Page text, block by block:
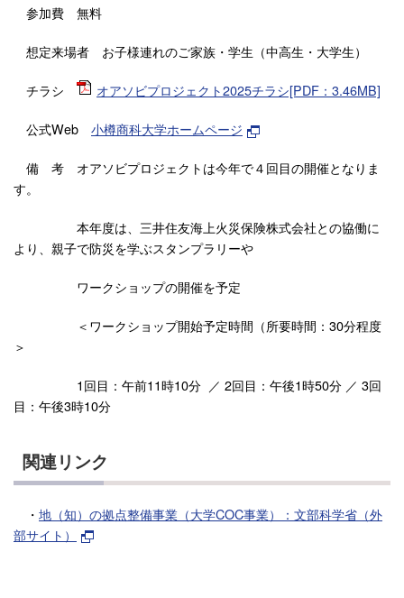
参加費 無料
想定来場者 お子様連れのご家族・学生（中高生・大学生）
チラシ オアソビプロジェクト2025チラシ[PDF：3.46MB]
公式Web 小樽商科大学ホームページ
備 考 オアソビプロジェクトは今年で４回目の開催となりま
す。
本年度は、三井住友海上火災保険株式会社との協働に
より、親子で防災を学ぶスタンプラリーや
ワークショップの開催を予定
＜ワークショップ開始予定時間（所要時間：30分程度
＞
1回目：午前11時10分 ／ 2回目：午後1時50分 ／ 3回
目：午後3時10分
関連リンク
・ 地（知）の拠点整備事業（大学COC事業）：文部科学省（外
部サイト）